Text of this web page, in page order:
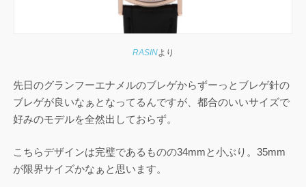
RASINより
先日のグランフーエナメルのブレゲからずーっとブレゲ針の
ブレゲが良いなぁとなってるんですが、都合のいいサイズで
好みのモデルを全然出しておらず。
こちらデザインは完璧であるものの34mmと小ぶり。35mm
が限界サイズかなぁと思います。